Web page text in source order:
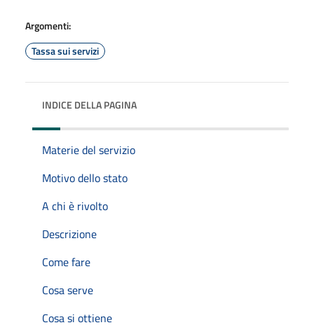
Argomenti:
Tassa sui servizi
INDICE DELLA PAGINA
Materie del servizio
Motivo dello stato
A chi è rivolto
Descrizione
Come fare
Cosa serve
Cosa si ottiene